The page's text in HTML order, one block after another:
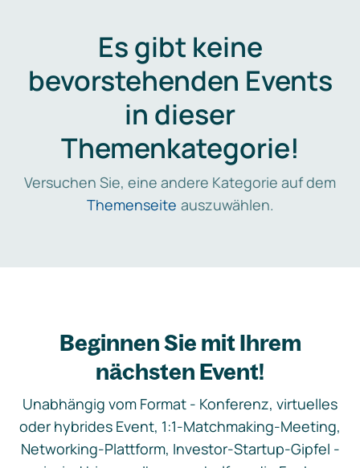
Es gibt keine
bevorstehenden Events
in dieser
Themenkategorie!
Versuchen Sie, eine andere Kategorie auf dem
Themenseite auszuwählen.
Beginnen Sie mit Ihrem
nächsten Event!
Unabhängig vom Format - Konferenz, virtuelles
oder hybrides Event, 1:1-Matchmaking-Meeting,
Networking-Plattform, Investor-Startup-Gipfel -